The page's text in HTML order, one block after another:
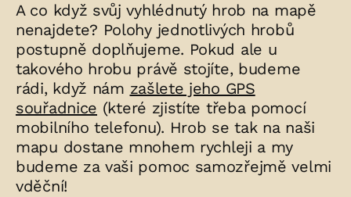
A co když svůj vyhlédnutý hrob na mapě
nenajdete? Polohy jednotlivých hrobů
postupně doplňujeme. Pokud ale u
takového hrobu právě stojíte, budeme
rádi, když nám zašlete jeho GPS
souřadnice (které zjistíte třeba pomocí
mobilního telefonu). Hrob se tak na naši
mapu dostane mnohem rychleji a my
budeme za vaši pomoc samozřejmě velmi
vděční!